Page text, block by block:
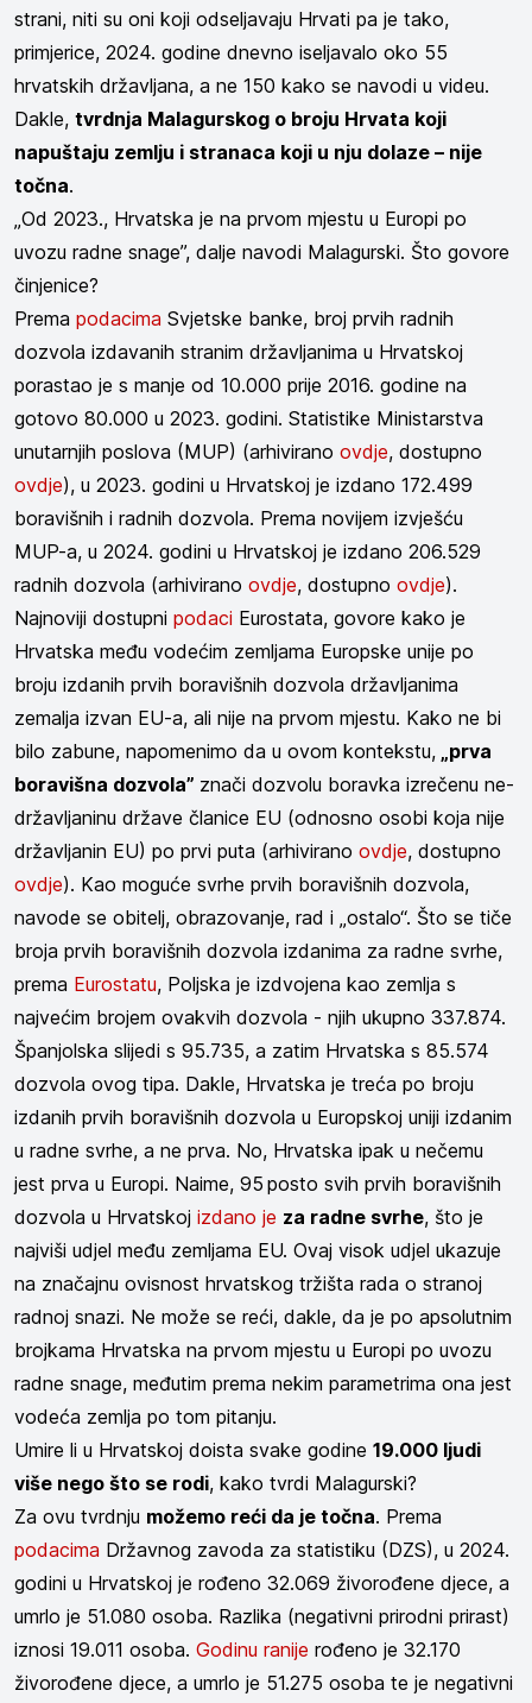
strani, niti su oni koji odseljavaju Hrvati pa je tako,
primjerice, 2024. godine dnevno iseljavalo oko 55
hrvatskih državljana, a ne 150 kako se navodi u videu.
Dakle, tvrdnja Malagurskog o broju Hrvata koji
napuštaju zemlju i stranaca koji u nju dolaze – nije
točna.
„Od 2023., Hrvatska je na prvom mjestu u Europi po
uvozu radne snage”, dalje navodi Malagurski. Što govore
činjenice?
Prema podacima Svjetske banke, broj prvih radnih
dozvola izdavanih stranim državljanima u Hrvatskoj
porastao je s manje od 10.000 prije 2016. godine na
gotovo 80.000 u 2023. godini. Statistike Ministarstva
unutarnjih poslova (MUP) (arhivirano ovdje, dostupno
ovdje), u 2023. godini u Hrvatskoj je izdano 172.499
boravišnih i radnih dozvola. Prema novijem izvješću
MUP-a, u 2024. godini u Hrvatskoj je izdano 206.529
radnih dozvola (arhivirano ovdje, dostupno ovdje).
Najnoviji dostupni podaci Eurostata, govore kako je
Hrvatska među vodećim zemljama Europske unije po
broju izdanih prvih boravišnih dozvola državljanima
zemalja izvan EU-a, ali nije na prvom mjestu. Kako ne bi
bilo zabune, napomenimo da u ovom kontekstu, „prva
boravišna dozvola” znači dozvolu boravka izrečenu ne-
državljaninu države članice EU (odnosno osobi koja nije
državljanin EU) po prvi puta (arhivirano ovdje, dostupno
ovdje). Kao moguće svrhe prvih boravišnih dozvola,
navode se obitelj, obrazovanje, rad i „ostalo“. Što se tiče
broja prvih boravišnih dozvola izdanima za radne svrhe,
prema Eurostatu, Poljska je izdvojena kao zemlja s
najvećim brojem ovakvih dozvola - njih ukupno 337.874.
Španjolska slijedi s 95.735, a zatim Hrvatska s 85.574
dozvola ovog tipa. Dakle, Hrvatska je treća po broju
izdanih prvih boravišnih dozvola u Europskoj uniji izdanim
u radne svrhe, a ne prva. No, Hrvatska ipak u nečemu
jest prva u Europi. Naime, 95 posto svih prvih boravišnih
dozvola u Hrvatskoj izdano je za radne svrhe, što je
najviši udjel među zemljama EU. Ovaj visok udjel ukazuje
na značajnu ovisnost hrvatskog tržišta rada o stranoj
radnoj snazi. Ne može se reći, dakle, da je po apsolutnim
brojkama Hrvatska na prvom mjestu u Europi po uvozu
radne snage, međutim prema nekim parametrima ona jest
vodeća zemlja po tom pitanju.
Umire li u Hrvatskoj doista svake godine 19.000 ljudi
više nego što se rodi, kako tvrdi Malagurski?
Za ovu tvrdnju možemo reći da je točna. Prema
podacima Državnog zavoda za statistiku (DZS), u 2024.
godini u Hrvatskoj je rođeno 32.069 živorođene djece, a
umrlo je 51.080 osoba. Razlika (negativni prirodni prirast)
iznosi 19.011 osoba. Godinu ranije rođeno je 32.170
živorođene djece, a umrlo je 51.275 osoba te je negativni